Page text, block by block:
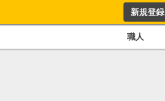
新規登録
職人